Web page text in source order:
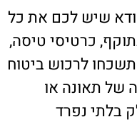
שיש לכם את כל
כרטיסי טיסה,
תשכחו לרכוש ביטוח
של תאונה או
בלתי נפרד